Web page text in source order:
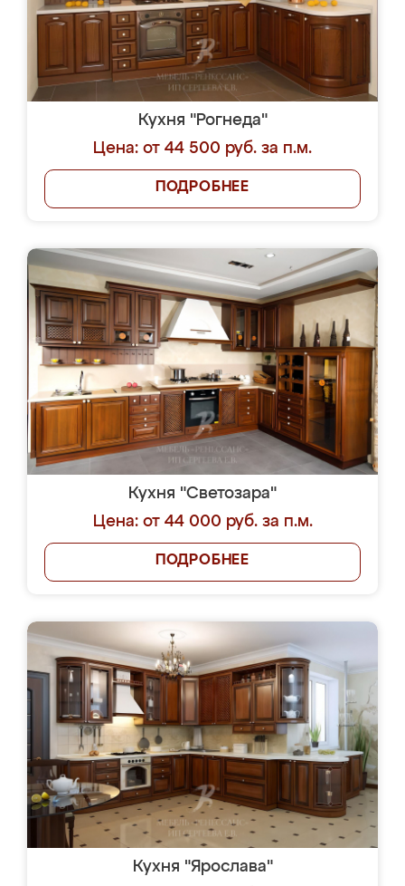
Кухня "Рогнеда"
Цена: от 44 500 руб. за п.м.
ПОДРОБНЕЕ
Кухня "Светозара"
Цена: от 44 000 руб. за п.м.
ПОДРОБНЕЕ
Кухня "Ярослава"